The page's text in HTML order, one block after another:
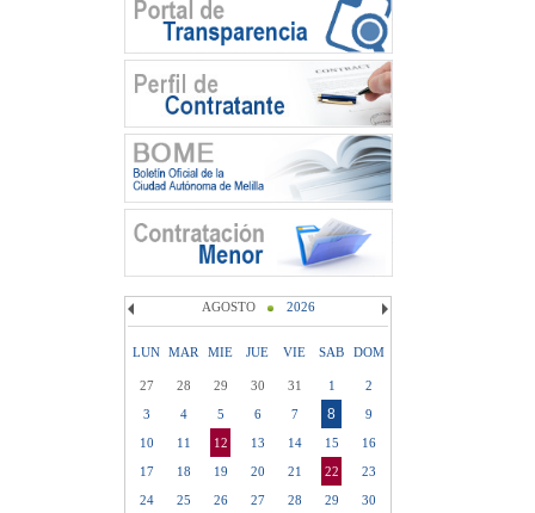
AGOSTO 2026
LUN MAR MIE JUE VIE SAB DOM
27 28 29 30 31 1
2
3
4 5 6 7 8
9
10
11 12 13 14 15
16
17
18 19 20 21 22
23
24
25 26 27 28 29
30